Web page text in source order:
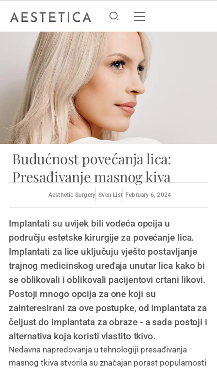
Budućnost povećanja lica:
Presađivanje masnog kiva
Aesthetic Surgery Sven List February 6, 2024
Implantati su uvijek bili vodeća opcija u
području estetske kirurgije za povećanje lica.
Implantati za lice uključuju vješto postavljanje
trajnog medicinskog uređaja unutar lica kako bi
se oblikovali i oblikovali pacijentovi crtani likovi.
Postoji mnogo opcija za one koji su
zainteresirani za ove postupke, od implantata za
čeljust do implantata za obraze - a sada postoji i
alternativa koja koristi vlastito tkivo.
Nedavna napredovanja u tehnologiji presađivanja
masnog tkiva stvorila su značajan porast popularnosti